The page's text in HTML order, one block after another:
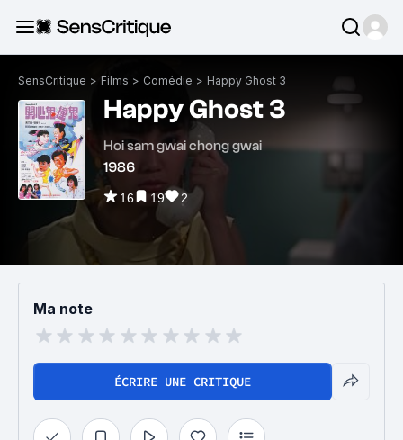
SensCritique > Films > Comédie > Happy Ghost 3
Happy Ghost 3
Hoi sam gwai chong gwai
1986
16 19 2
Ma note
ÉCRIRE UNE CRITIQUE